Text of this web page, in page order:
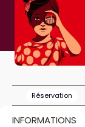
Réservation
INFORMATIONS